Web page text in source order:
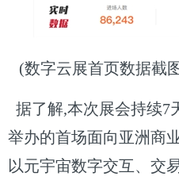
(数字云展首页数据截
据了解,本次展会持续7
举办的首场面向亚洲商
以元宇宙数字交互、交